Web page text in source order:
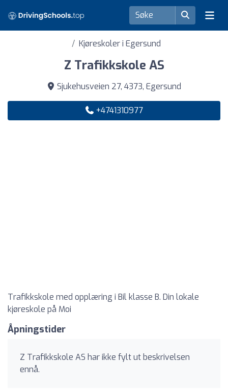
Kjøreskoler i Egersund
Z Trafikkskole AS
Sjukehusveien 27, 4373, Egersund
+4741310977
Trafikkskole med opplæring i Bil klasse B. Din lokale
kjøreskole på Moi
Åpningstider
Z Trafikkskole AS har ikke fylt ut beskrivelsen
ennå.